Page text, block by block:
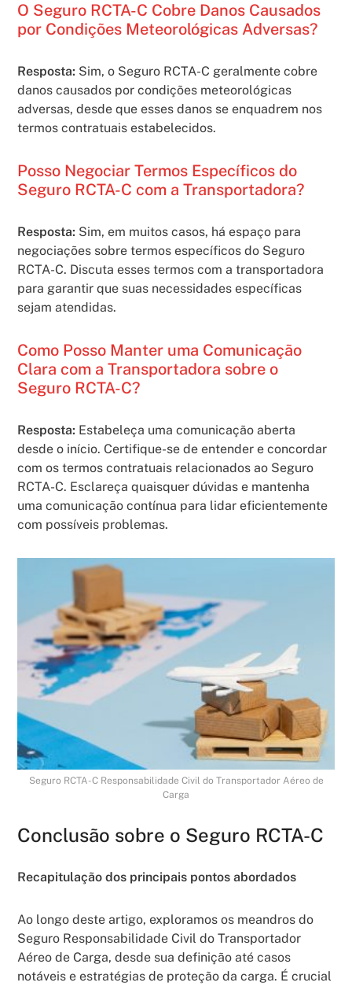
O Seguro RCTA-C Cobre Danos Causados
por Condições Meteorológicas Adversas?
Resposta: Sim, o Seguro RCTA-C geralmente cobre
danos causados por condições meteorológicas
adversas, desde que esses danos se enquadrem nos
termos contratuais estabelecidos.
Posso Negociar Termos Específicos do
Seguro RCTA-C com a Transportadora?
Resposta: Sim, em muitos casos, há espaço para
negociações sobre termos específicos do Seguro
RCTA-C. Discuta esses termos com a transportadora
para garantir que suas necessidades específicas
sejam atendidas.
Como Posso Manter uma Comunicação
Clara com a Transportadora sobre o
Seguro RCTA-C?
Resposta: Estabeleça uma comunicação aberta
desde o início. Certifique-se de entender e concordar
com os termos contratuais relacionados ao Seguro
RCTA-C. Esclareça quaisquer dúvidas e mantenha
uma comunicação contínua para lidar eficientemente
com possíveis problemas.
Seguro RCTA-C Responsabilidade Civil do Transportador Aéreo de
Carga
Conclusão sobre o Seguro RCTA-C
Recapitulação dos principais pontos abordados
Ao longo deste artigo, exploramos os meandros do
Seguro Responsabilidade Civil do Transportador
Aéreo de Carga, desde sua definição até casos
notáveis e estratégias de proteção da carga. É crucial